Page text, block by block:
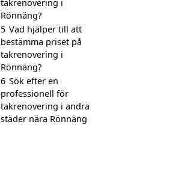
takrenovering i
Rönnäng?
5 Vad hjälper till att
bestämma priset på
takrenovering i
Rönnäng?
6 Sök efter en
professionell för
takrenovering i andra
städer nära Rönnäng